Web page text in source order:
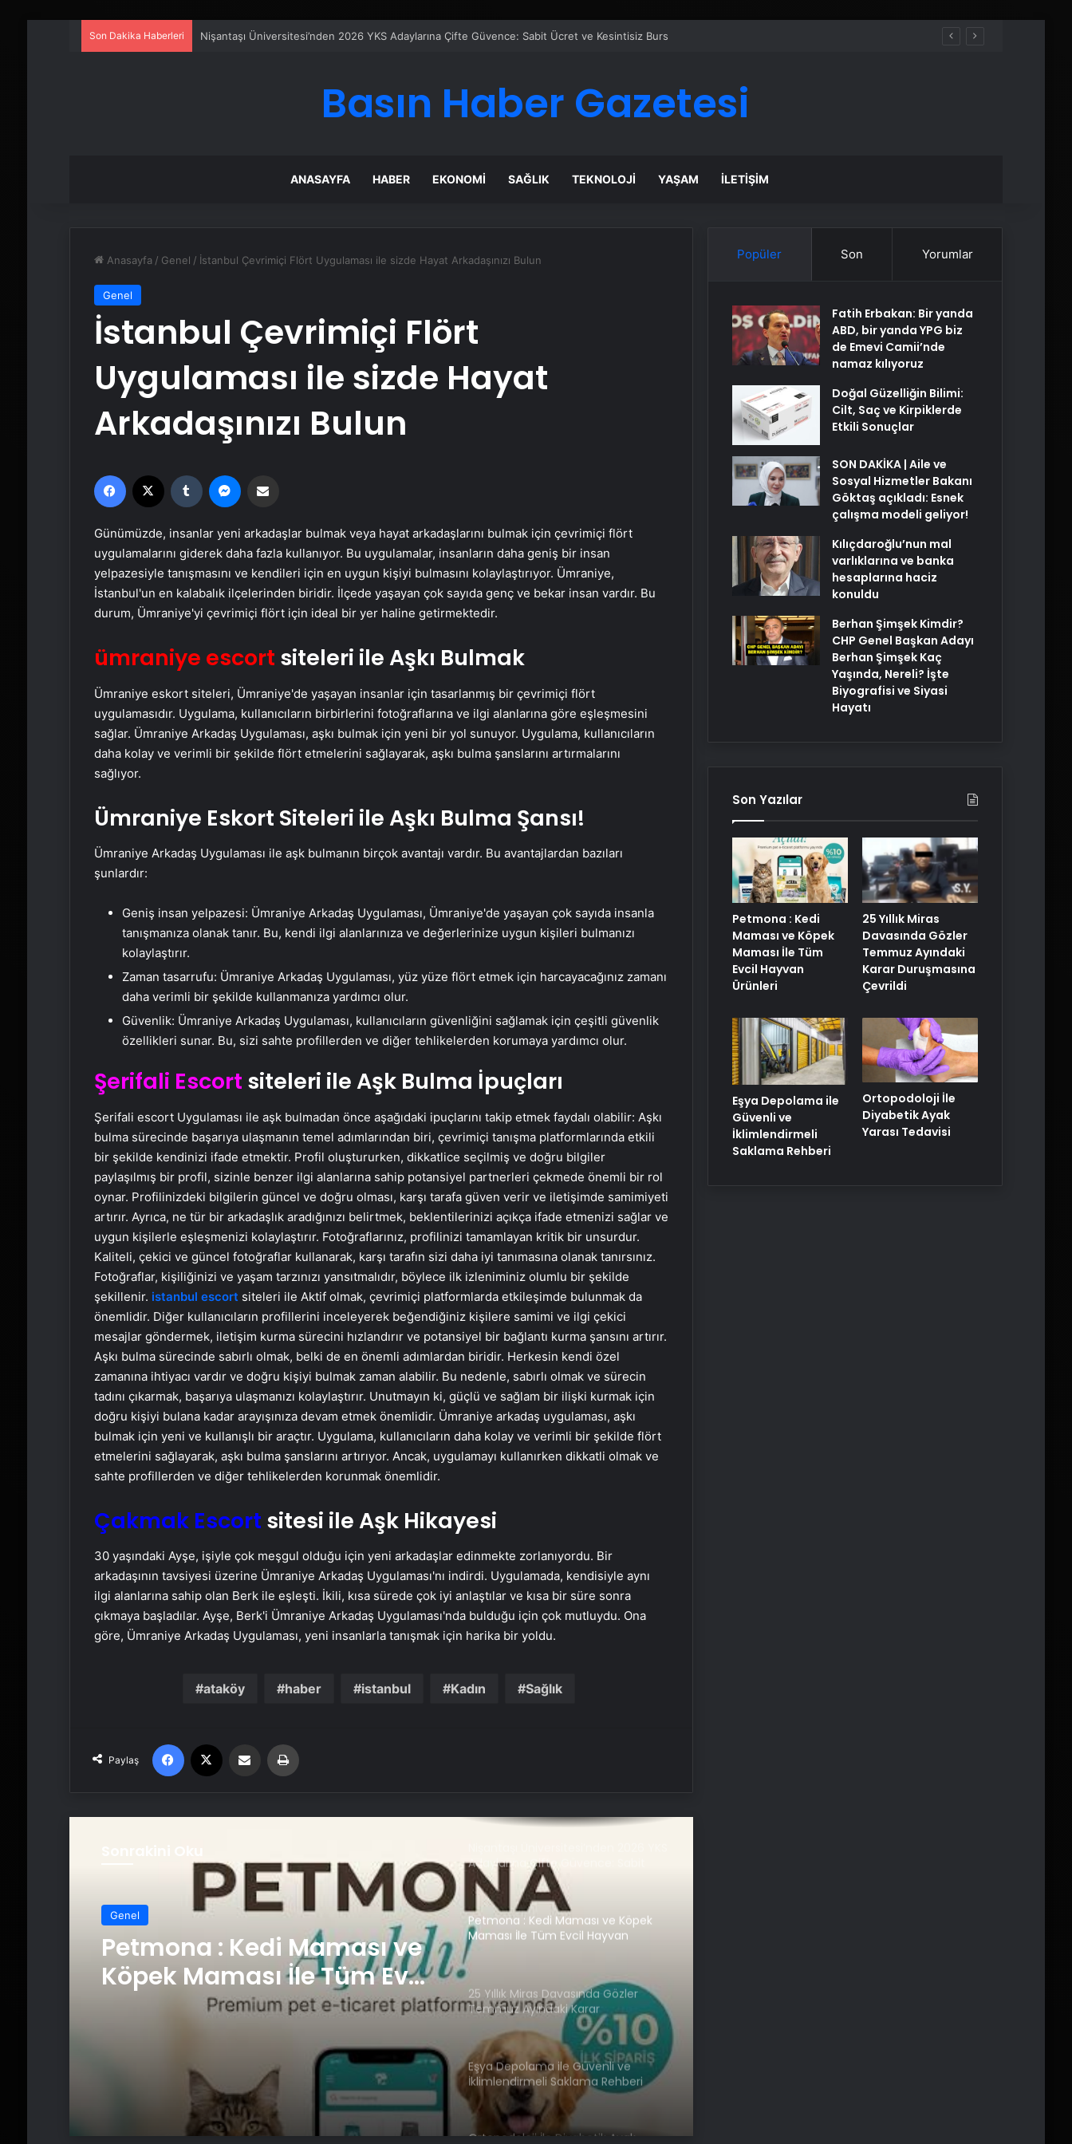
Son Dakika Haberleri Petmona : Kedi Maması ve Köpek Maması İle Tüm Evcil Hayvan Ürünleri
Basın Haber Gazetesi
ANASAYFA HABER EKONOMI SAĞLIK TEKNOLOJI YAŞAM İLETIŞIM
Anasayfa / Genel / İstanbul Çevrimiçi Flört Uygulaması ile sizde Hayat Arkadaşınızı Bulun
Genel
İstanbul Çevrimiçi Flört
Uygulaması ile sizde Hayat
Arkadaşınızı Bulun
Facebook Tumblr
Günümüzde, insanlar yeni arkadaşlar bulmak veya hayat arkadaşlarını bulmak için çevrimiçi flört
uygulamalarını giderek daha fazla kullanıyor. Bu uygulamalar, insanların daha geniş bir insan
yelpazesiyle tanışmasını ve kendileri için en uygun kişiyi bulmasını kolaylaştırıyor. Ümraniye,
İstanbul'un en kalabalık ilçelerinden biridir. İlçede yaşayan çok sayıda genç ve bekar insan vardır. Bu
durum, Ümraniye'yi çevrimiçi flört için ideal bir yer haline getirmektedir.
ümraniye escort siteleri ile Aşkı Bulmak
Ümraniye eskort siteleri, Ümraniye'de yaşayan insanlar için tasarlanmış bir çevrimiçi flört
uygulamasıdır. Uygulama, kullanıcıların birbirlerini fotoğraflarına ve ilgi alanlarına göre eşleşmesini
sağlar. Ümraniye Arkadaş Uygulaması, aşkı bulmak için yeni bir yol sunuyor. Uygulama, kullanıcıların
daha kolay ve verimli bir şekilde flört etmelerini sağlayarak, aşkı bulma şanslarını artırmalarını
sağlıyor.
Ümraniye Eskort Siteleri ile Aşkı Bulma Şansı!
Ümraniye Arkadaş Uygulaması ile aşk bulmanın birçok avantajı vardır. Bu avantajlardan bazıları
şunlardır:
Geniş insan yelpazesi: Ümraniye Arkadaş Uygulaması, Ümraniye'de yaşayan çok sayıda insanla
tanışmanıza olanak tanır. Bu, kendi ilgi alanlarınıza ve değerlerinize uygun kişileri bulmanızı
kolaylaştırır.
Zaman tasarrufu: Ümraniye Arkadaş Uygulaması, yüz yüze flört etmek için harcayacağınız zamanı
daha verimli bir şekilde kullanmanıza yardımcı olur.
Güvenlik: Ümraniye Arkadaş Uygulaması, kullanıcıların güvenliğini sağlamak için çeşitli güvenlik
özellikleri sunar. Bu, sizi sahte profillerden ve diğer tehlikelerden korumaya yardımcı olur.
Şerifali Escort siteleri ile Aşk Bulma İpuçları
Şerifali escort Uygulaması ile aşk bulmadan önce aşağıdaki ipuçlarını takip etmek faydalı olabilir: Aşkı
bulma sürecinde başarıya ulaşmanın temel adımlarından biri, çevrimiçi tanışma platformlarında etkili
bir şekilde kendinizi ifade etmektir. Profil oluştururken, dikkatlice seçilmiş ve doğru bilgiler
paylaşılmış bir profil, sizinle benzer ilgi alanlarına sahip potansiyel partnerleri çekmede önemli bir rol
oynar. Profilinizdeki bilgilerin güncel ve doğru olması, karşı tarafa güven verir ve iletişimde samimiyeti
artırır. Ayrıca, ne tür bir arkadaşlık aradığınızı belirtmek, beklentilerinizi açıkça ifade etmenizi sağlar ve
uygun kişilerle eşleşmenizi kolaylaştırır. Fotoğraflarınız, profilinizi tamamlayan kritik bir unsurdur.
Kaliteli, çekici ve güncel fotoğraflar kullanarak, karşı tarafın sizi daha iyi tanımasına olanak tanırsınız.
Fotoğraflar, kişiliğinizi ve yaşam tarzınızı yansıtmalıdır, böylece ilk izleniminiz olumlu bir şekilde
şekillenir. istanbul escort siteleri ile Aktif olmak, çevrimiçi platformlarda etkileşimde bulunmak da
önemlidir. Diğer kullanıcıların profillerini inceleyerek beğendiğiniz kişilere samimi ve ilgi çekici
mesajlar göndermek, iletişim kurma sürecini hızlandırır ve potansiyel bir bağlantı kurma şansını artırır.
Aşkı bulma sürecinde sabırlı olmak, belki de en önemli adımlardan biridir. Herkesin kendi özel
zamanına ihtiyacı vardır ve doğru kişiyi bulmak zaman alabilir. Bu nedenle, sabırlı olmak ve sürecin
tadını çıkarmak, başarıya ulaşmanızı kolaylaştırır. Unutmayın ki, güçlü ve sağlam bir ilişki kurmak için
doğru kişiyi bulana kadar arayışınıza devam etmek önemlidir. Ümraniye arkadaş uygulaması, aşkı
bulmak için yeni ve kullanışlı bir araçtır. Uygulama, kullanıcıların daha kolay ve verimli bir şekilde flört
etmelerini sağlayarak, aşkı bulma şanslarını artırıyor. Ancak, uygulamayı kullanırken dikkatli olmak ve
sahte profillerden ve diğer tehlikelerden korunmak önemlidir.
Çakmak Escort sitesi ile Aşk Hikayesi
30 yaşındaki Ayşe, işiyle çok meşgul olduğu için yeni arkadaşlar edinmekte zorlanıyordu. Bir
arkadaşının tavsiyesi üzerine Ümraniye Arkadaş Uygulaması'nı indirdi. Uygulamada, kendisiyle aynı
ilgi alanlarına sahip olan Berk ile eşleşti. İkili, kısa sürede çok iyi anlaştılar ve kısa bir süre sonra
çıkmaya başladılar. Ayşe, Berk'i Ümraniye Arkadaş Uygulaması'nda bulduğu için çok mutluydu. Ona
göre, Ümraniye Arkadaş Uygulaması, yeni insanlarla tanışmak için harika bir yoldu.
ataköy haber istanbul Kadın Sağlık
Paylaş
Facebook Email'den paylaş
Genel
Petmona : Kedi Maması ve
Köpek Maması İle Tüm Evcil
Hayvan Ürünleri
Serjoy : Dijital Medya Ajansı, Google
Reklam Ajansı, SEO Ajansı ve Web
Tasarım Ajansı
UETDS Nedir ? Uetds.com İle Akıllı
Dijital Taşımacılık Yazılımı
Adaylarına Çifte Güvence: Sabit
Ücret ve Kesintisiz Burs
Petmona : Kedi Maması ve Köpek
Maması İle Tüm Evcil Hayvan
Ürünleri
25 Yıllık Miras Davasında Gözler
Temmuz Ayındaki Karar
Duruşmasına Çevrildi
Eşya Depolama ile Güvenli ve
İklimlendirmeli Saklama Rehberi
Ortopodoloji İle Diyabetik Ayak
Popüler Son Yorumlar
Fatih Erbakan: Bir yanda
ABD, bir yanda YPG biz
de Emevi Camii’nde
namaz kılıyoruz
Doğal Güzelliğin Bilimi:
Cilt, Saç ve Kirpiklerde
Etkili Sonuçlar
SON DAKİKA | Aile ve
Sosyal Hizmetler Bakanı
Göktaş açıkladı: Esnek
çalışma modeli geliyor!
Kılıçdaroğlu’nun mal
varlıklarına ve banka
hesaplarına haciz
konuldu
Berhan Şimşek Kimdir?
CHP Genel Başkan Adayı
Berhan Şimşek Kaç
Yaşında, Nereli? İşte
Biyografisi ve Siyasi
Hayatı
Son Yazılar
Petmona : Kedi
Maması ve Köpek
Maması İle Tüm
Evcil Hayvan
Ürünleri
25 Yıllık Miras
Davasında Gözler
Temmuz Ayındaki
Karar Duruşmasına
Çevrildi
Eşya Depolama ile
Güvenli ve
İklimlendirmeli
Saklama Rehberi
Ortopodoloji İle
Diyabetik Ayak
Yarası Tedavisi